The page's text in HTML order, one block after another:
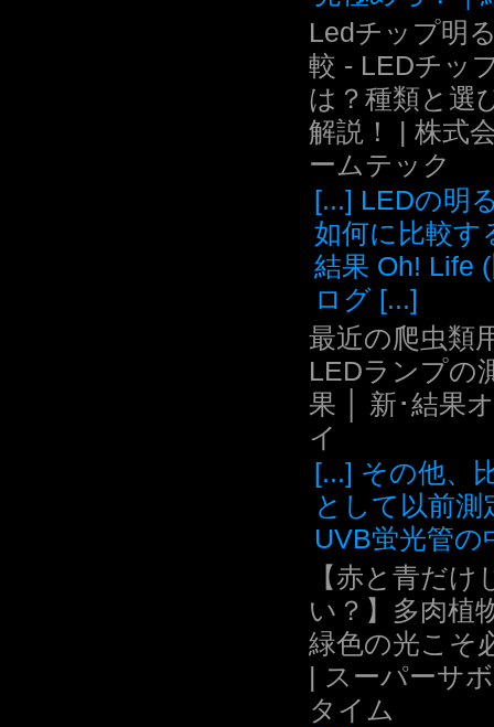
Ledチップ明
較 - LEDチッ
は？種類と選
解説！ | 株式
ームテック
[...] LEDの明
如何に比較す
結果 Oh! Life
ログ [...]
最近の爬虫類
LEDランプの
果 │ 新･結果
イ
[...] その他、
として以前測
UVB蛍光管の
【赤と青だけ
い？】多肉植
緑色の光こそ
| スーパーサ
タイム